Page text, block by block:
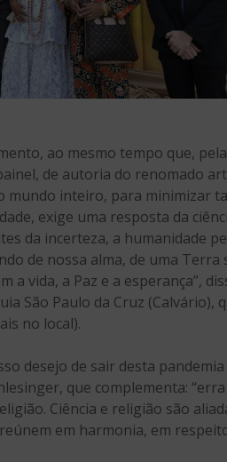
ao mesmo tempo que,
de autoria do renomado
mundo inteiro, para minimizar
exige uma resposta da
da incerteza, a humanidade
de nossa alma, de uma Terra
vida, a Paz e a esperança”,
São Paulo da Cruz (Calvário),
no local).
desejo de sair desta
que complementa:
Ciência e religião são
em harmonia, em